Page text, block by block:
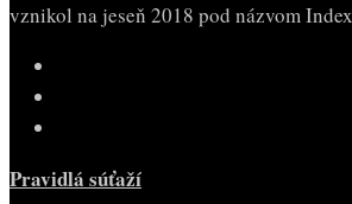
vznikol na jeseň 2018 pod názvom
Pravidlá súťaží